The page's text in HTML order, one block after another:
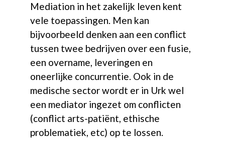
Mediation in het zakelijk leven kent
vele toepassingen. Men kan
bijvoorbeeld denken aan een conflict
tussen twee bedrijven over een fusie,
een overname, leveringen en
oneerlijke concurrentie. Ook in de
medische sector wordt er in Urk wel
een mediator ingezet om conflicten
(conflict arts-patiënt, ethische
problematiek, etc) op te lossen.